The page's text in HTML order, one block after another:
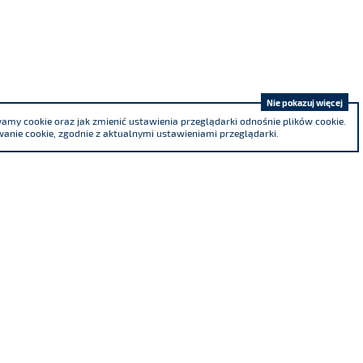
cookie oraz jak zmienić ustawienia przeglądarki odnośnie plików cookie.
cookie, zgodnie z aktualnymi ustawieniami przeglądarki.
Nie pokazuj więcej